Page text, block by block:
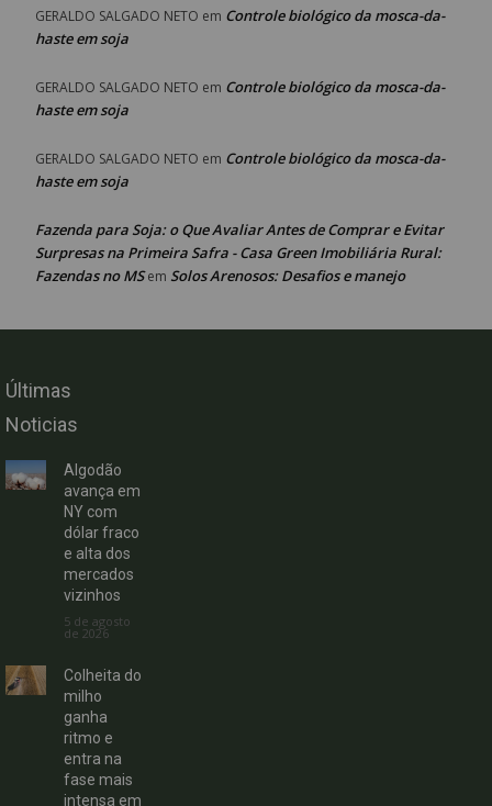
GERALDO SALGADO NETO em Controle biológico da mosca-da-
haste em soja
GERALDO SALGADO NETO em Controle biológico da mosca-da-
haste em soja
GERALDO SALGADO NETO em Controle biológico da mosca-da-
haste em soja
Fazenda para Soja: o Que Avaliar Antes de Comprar e Evitar
Surpresas na Primeira Safra - Casa Green Imobiliária Rural:
Fazendas no MSem Solos Arenosos: Desafios e manejo
Últimas
Noticias
Algodão
avança em
NY com
dólar fraco
e alta dos
mercados
vizinhos
5 de agosto
de 2026
Colheita do
milho
ganha
ritmo e
entra na
fase mais
intensa em